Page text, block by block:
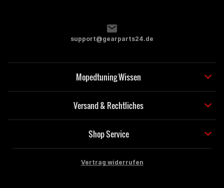
support@gearparts24.de
Mopedtuning Wissen
Versand & Rechtliches
Shop Service
Vertrag widerrufen